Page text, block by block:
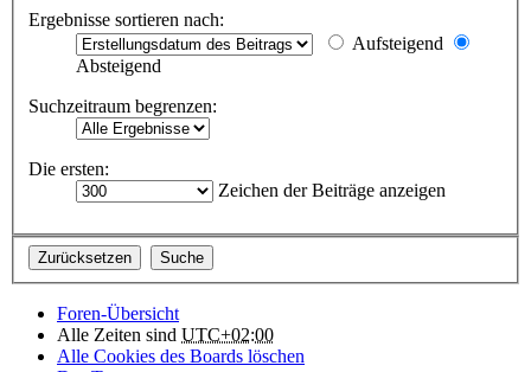
Ergebnisse sortieren nach:
Aufsteigend
Absteigend
Suchzeitraum begrenzen:
Die ersten:
Zeichen der Beiträge anzeigen
Foren-Übersicht
Alle Zeiten sind UTC+02:00
Alle Cookies des Boards löschen